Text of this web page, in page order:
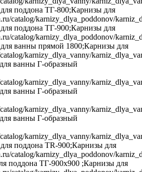
поддона TГ-800;Карнизы для
catalog/karnizy_dlya_poddonov/
поддона TГ-900;Карнизы для
catalog/karnizy_dlya_poddonov/
ванны прямой 1800;Карнизы для
karnizy_dlya_vanny/
ванны Г-образный
karnizy_dlya_vanny/
ванны Г-образный
karnizy_dlya_vanny/
ванны Г-образный
karnizy_dlya_vanny/
поддона TR-900;Карнизы для
catalog/karnizy_dlya_poddonov/
поддона TГ-900х900 ;Карнизы для